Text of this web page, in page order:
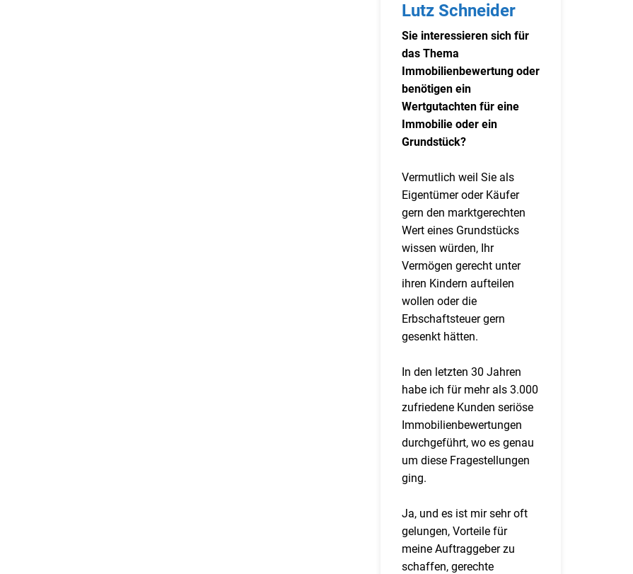
Lutz Schneider
Sie interessieren sich für
das Thema
Immobilienbewertung oder
benötigen ein
Wertgutachten für eine
Immobilie oder ein
Grundstück?
Vermutlich weil Sie als
Eigentümer oder Käufer
gern den marktgerechten
Wert eines Grundstücks
wissen würden, Ihr
Vermögen gerecht unter
ihren Kindern aufteilen
wollen oder die
Erbschaftsteuer gern
gesenkt hätten.
In den letzten 30 Jahren
habe ich für mehr als 3.000
zufriedene Kunden seriöse
Immobilienbewertungen
durchgeführt, wo es genau
um diese Fragestellungen
ging.
Ja, und es ist mir sehr oft
gelungen, Vorteile für
meine Auftraggeber zu
schaffen, gerechte